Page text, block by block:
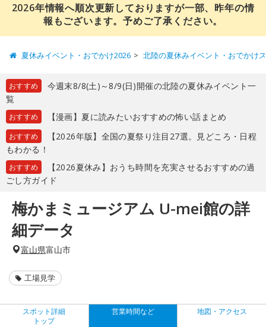
2026年情報へ順次更新しておりますが一部、昨年の情
報もございます。予めご了承ください。
夏休みイベント・おでかけ2026 北陸の夏休みイベント・おでかけ
おすすめ
今週末8/8(土)～8/9(日)開催の北陸の夏休みイベント一
覧
おすすめ 【漫画】夏に読みたいおすすめの怖い話まとめ
おすすめ
【2026年版】全国の夏祭り注目27選。見どころ・日程
もわかる！
おすすめ
【2026夏休み】おうち時間を充実させるおすすめの過
ごし方ガイド
梅かまミュージアム U-mei館の詳
細データ
富山県富山市
工場見学
スポット詳細
トップ
営業時間など 地図・アクセス